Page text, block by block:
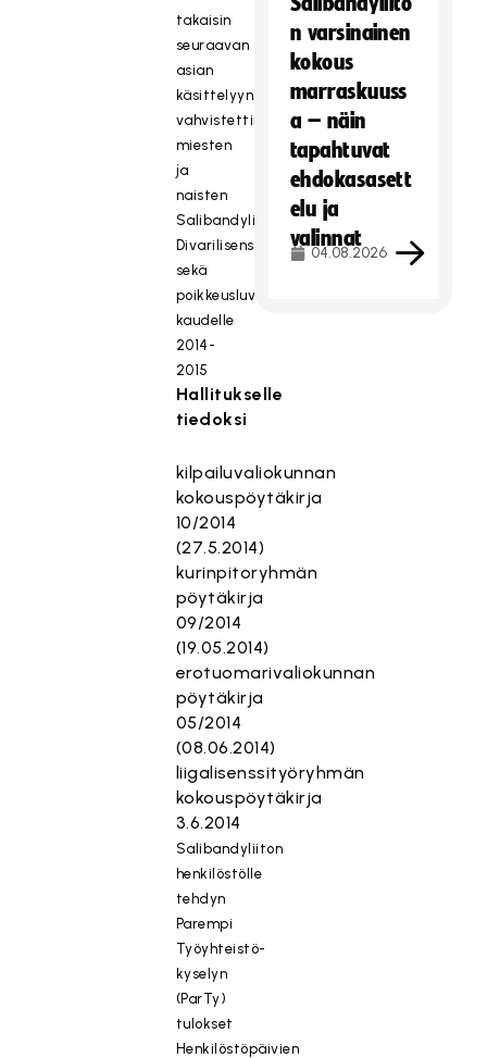
takaisin
seuraavan
asian
käsittelyyn.
vahvistettiin
miesten
ja
naisten
Salibandyliigalisenssit,
Divarilisenssit
sekä
poikkeusluvat
kaudelle
2014-
2015
Hallitukselle
tiedoksi
kilpailuvaliokunnan
kokouspöytäkirja
10/2014
(27.5.2014)
kurinpitoryhmän
pöytäkirja
09/2014
(19.05.2014)
erotuomarivaliokunnan
pöytäkirja
05/2014
(08.06.2014)
liigalisenssityöryhmän
kokouspöytäkirja
3.6.2014
Salibandyliiton
henkilöstölle
tehdyn
Parempi
Työyhteistö-
kyselyn
(ParTy)
tulokset
Henkilöstöpäivien
n varsinainen
kokous
marraskuuss
a – näin
tapahtuvat
ehdokasasett
elu ja
valinnat
04.08.2026